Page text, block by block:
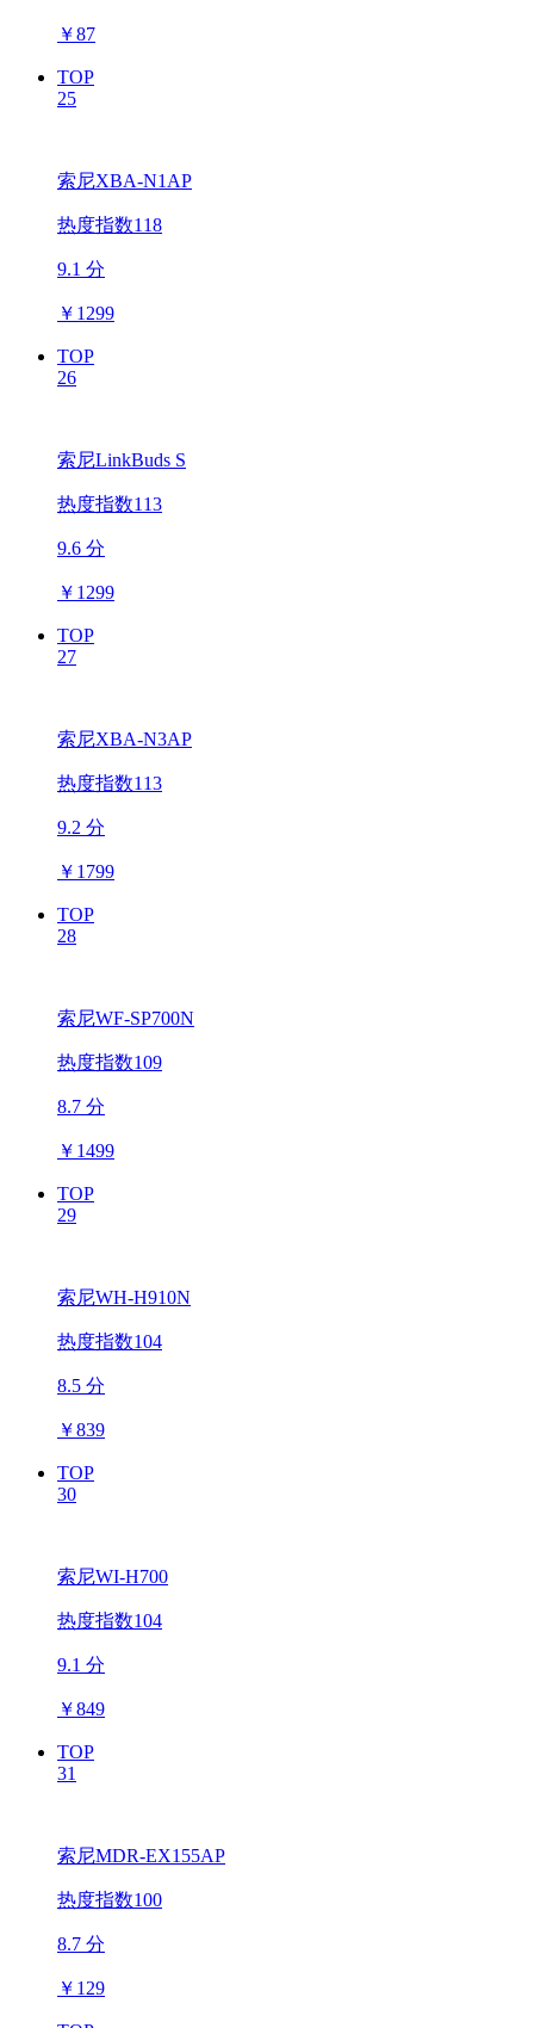
￥87
TOP
25
索尼XBA-N1AP
热度指数118
9.1 分
￥ 1299
TOP
26
索尼LinkBuds S
热度指数113
9.6 分
￥ 1299
TOP
27
索尼XBA-N3AP
热度指数113
9.2 分
￥ 1799
TOP
28
索尼WF-SP700N
热度指数109
8.7 分
￥ 1499
TOP
29
索尼WH-H910N
热度指数104
8.5 分
￥839
TOP
30
索尼WI-H700
热度指数104
9.1 分
￥849
TOP
31
索尼MDR-EX155AP
热度指数100
8.7 分
￥ 129